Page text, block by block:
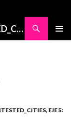
Working Paper Series -> CONTESTED_CITIES
EJE 5: